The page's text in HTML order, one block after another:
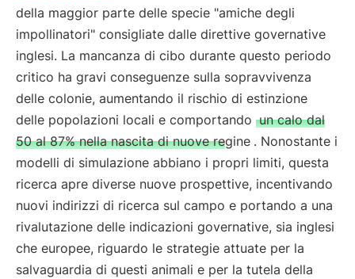
della maggior parte delle specie "amiche degli
impollinatori" consigliate dalle direttive governative
inglesi. La mancanza di cibo durante questo periodo
critico ha gravi conseguenze sulla sopravvivenza
delle colonie, aumentando il rischio di estinzione
delle popolazioni locali e comportando un calo dal
50 al 87% nella nascita di nuove regine . Nonostante i
modelli di simulazione abbiano i propri limiti, questa
ricerca apre diverse nuove prospettive, incentivando
nuovi indirizzi di ricerca sul campo e portando a una
rivalutazione delle indicazioni governative, sia inglesi
che europee, riguardo le strategie attuate per la
salvaguardia di questi animali e per la tutela della